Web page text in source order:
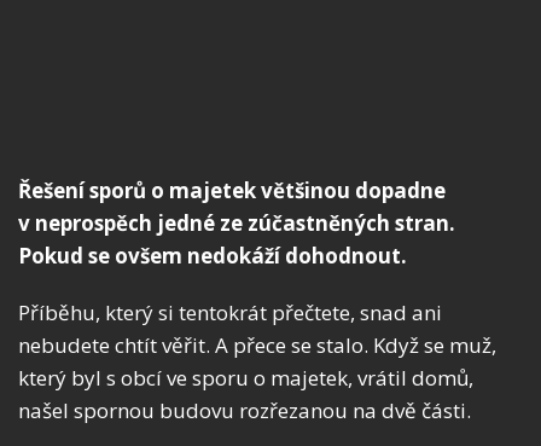
Řešení sporů o majetek většinou dopadne
v neprospěch jedné ze zúčastněných stran.
Pokud se ovšem nedokáží dohodnout.
Příběhu, který si tentokrát přečtete, snad ani
nebudete chtít věřit. A přece se stalo. Když se muž,
který byl s obcí ve sporu o majetek, vrátil domů,
našel spornou budovu rozřezanou na dvě části.